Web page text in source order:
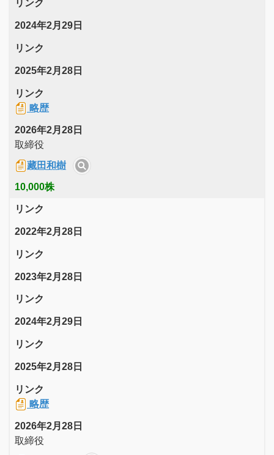
リンク
2024年2月29日
リンク
2025年2月28日
リンク
略歴
2026年2月28日
取締役
藏田和樹
10,000株
リンク
2022年2月28日
リンク
2023年2月28日
リンク
2024年2月29日
リンク
2025年2月28日
リンク
略歴
2026年2月28日
取締役